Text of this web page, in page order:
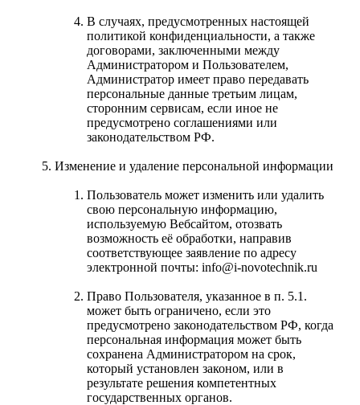
В случаях, предусмотренных настоящей
политикой конфиденциальности, а также
договорами, заключенными между
Администратором и Пользователем,
Администратор имеет право передавать
персональные данные третьим лицам,
сторонним сервисам, если иное не
предусмотрено соглашениями или
законодательством РФ.
Изменение и удаление персональной информации
Пользователь может изменить или удалить
свою персональную информацию,
используемую Вебсайтом, отозвать
возможность её обработки, направив
соответствующее заявление по адресу
электронной почты: info@i-novotechnik.ru
Право Пользователя, указанное в п. 5.1.
может быть ограничено, если это
предусмотрено законодательством РФ, когда
персональная информация может быть
сохранена Администратором на срок,
который установлен законом, или в
результате решения компетентных
государственных органов.